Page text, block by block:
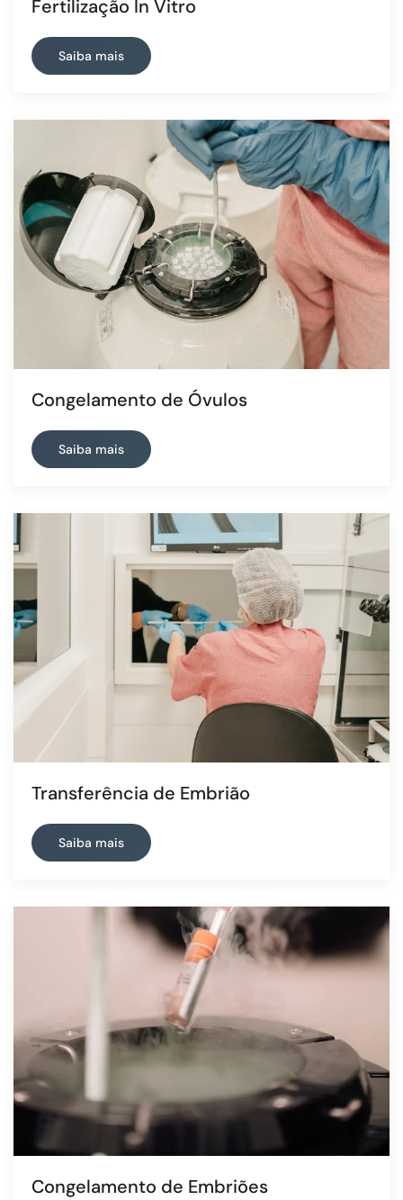
Fertilização In Vitro
Saiba mais
Congelamento de Óvulos
Saiba mais
Transferência de Embrião
Saiba mais
Congelamento de Embriões